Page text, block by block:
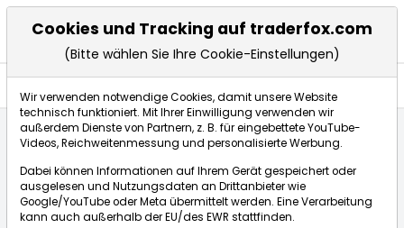
Börse:
Cookies und Tracking auf traderfox.com
(Bitte wählen Sie Ihre Cookie-Einstellungen)
Wir verwenden notwendige Cookies, damit unsere Website
technisch funktioniert. Mit Ihrer Einwilligung verwenden wir
außerdem Dienste von Partnern, z. B. für eingebettete YouTube-
Videos, Reichweitenmessung und personalisierte Werbung.
Dabei können Informationen auf Ihrem Gerät gespeichert oder
ausgelesen und Nutzungsdaten an Drittanbieter wie
Google/YouTube oder Meta übermittelt werden. Eine Verarbeitung
kann auch außerhalb der EU/des EWR stattfinden.